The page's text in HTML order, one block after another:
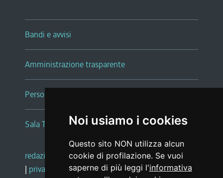
Noi usiamo i cookies
Questo sito NON utilizza alcun
cookie di profilazione. Se vuoi
saperne di più leggi l'informativa
Bandi e avvisi
Amministrazione trasparente
Persone e Uffici
Sala Tiziano Tessitori
redazione web |note legali |glossario
| privacy
social media policy